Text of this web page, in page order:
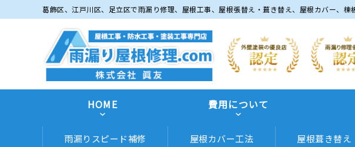
葛飾区、江戸川区、足立区で雨漏り修理、屋根工事、屋根張替え・葺き替え、屋根カバー、
HOME 費用について
雨漏りスピード補修 屋根カバー工法 屋根葺き替え